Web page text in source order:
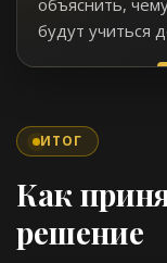
будут учиться
ИТОГ
Как
решение